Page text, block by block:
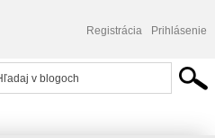
Registrácia Prihlásenie